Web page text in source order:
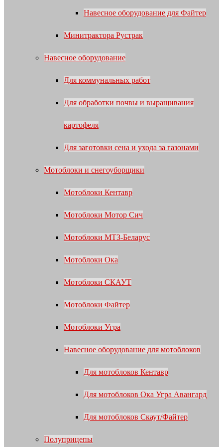
Навесное оборудование для Файтер
Минитрактора Рустрак
Навесное оборудование
Для коммунальных работ
Для обработки почвы и выращивания
картофеля
Для заготовки сена и ухода за газонами
Мотоблоки и снегоуборщики
Мотоблоки Кентавр
Мотоблоки Мотор Сич
Мотоблоки МТЗ-Беларус
Мотоблоки Ока
Мотоблоки СКАУТ
Мотоблоки Файтер
Мотоблоки Угра
Навесное оборудование для мотоблоков
Для мотоблоков Кентавр
Для мотоблоков Ока Угра Авангард
Для мотоблоков Скаут/Файтер
Полуприцепы